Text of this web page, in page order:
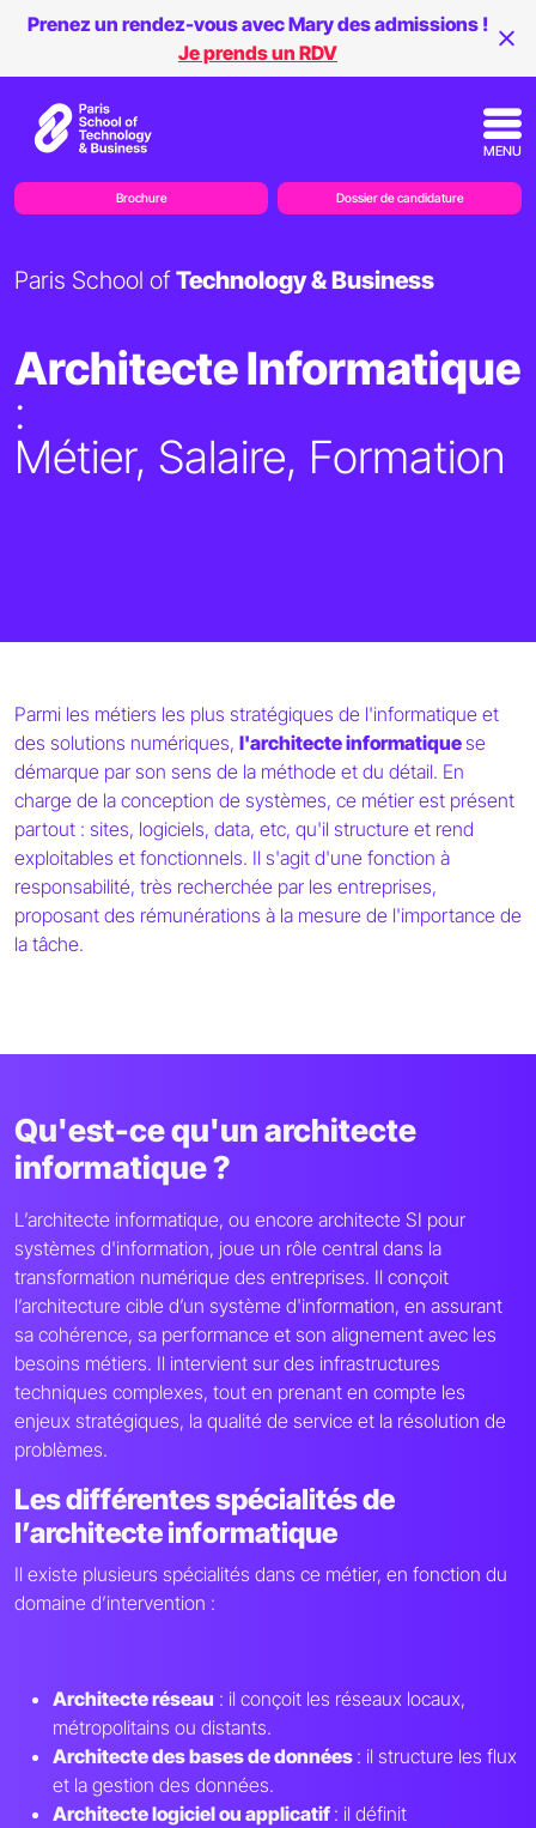
Architecte Informatique
:
Métier, Salaire, Formation
Paris School ofTechnology & Business
Parmi les métiers les plus stratégiques de l'informatique et
des solutions numériques, l'architecte informatiquese
démarque par son sens de la méthode et du détail. En
charge de la conception de systèmes, ce métier est présent
partout : sites, logiciels, data, etc, qu'il structure et rend
exploitables et fonctionnels. Il s'agit d'une fonction à
responsabilité, très recherchée par les entreprises,
proposant des rémunérations à la mesure de l'importance de
la tâche.
Qu'est-ce qu'un architecte
informatique ?
L’architecte informatique, ou encore architecte SI pour
systèmes d'information, joue un rôle central dans la
transformation numérique des entreprises. Il conçoit
l’architecture cible d’un système d'information, en assurant
sa cohérence, sa performance et son alignement avec les
besoins métiers. Il intervient sur des infrastructures
techniques complexes, tout en prenant en compte les
enjeux stratégiques, la qualité de service et la résolution de
problèmes.
Les différentes spécialités de
l’architecte informatique
Il existe plusieurs spécialités dans ce métier, en fonction du
domaine d’intervention :
Architecte réseau : il conçoit les réseaux locaux,
métropolitains ou distants.
Architecte des bases de données : il structure les flux
et la gestion des données.
Architecte logiciel ou applicatif : il définit
Prenez un rendez-vous avec Mary des admissions !
Je prends un RDV
MENU
Brochure Dossier de candidature